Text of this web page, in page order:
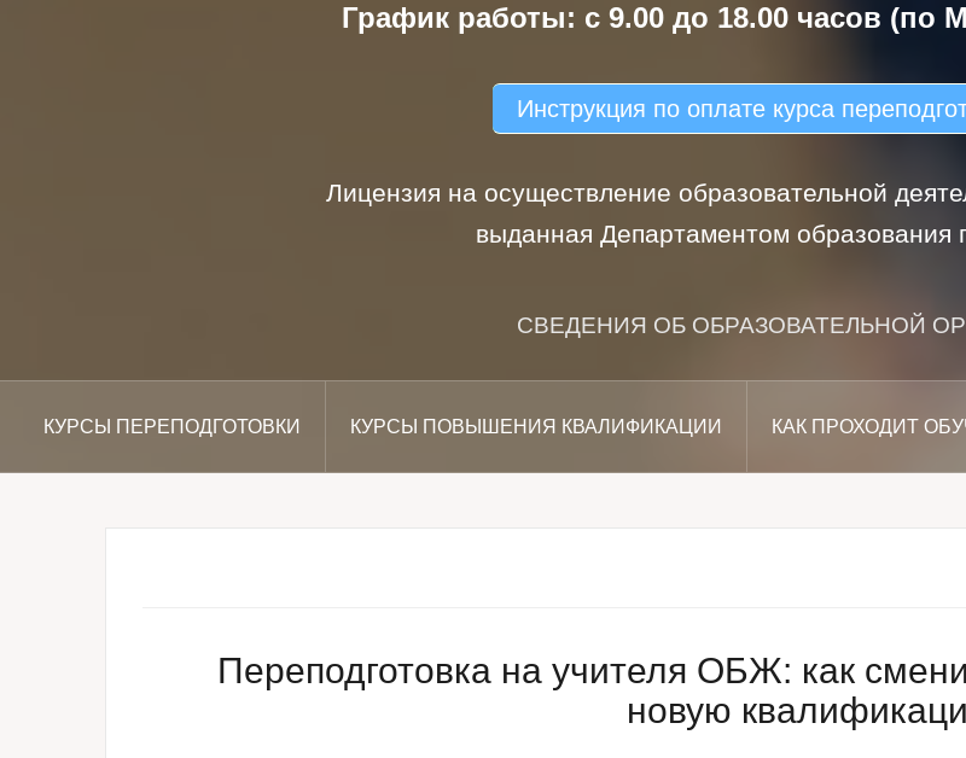
График работы: с 9.00 до 18.00 часов (по
Инструкция по оплате курса
Лицензия на осуществление образовательной
выданная Департаментом образования
СВЕДЕНИЯ ОБ ОБРАЗОВАТЕЛЬНОЙ
КУРСЫ ПЕРЕПОДГОТОВКИ КУРСЫ ПОВЫШЕНИЯ КВАЛИФИКАЦИИ КАК ПРОХОДИТ
Переподготовка на учителя ОБЖ: как
новую